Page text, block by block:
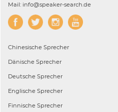
Mail: info@speaker-search.de
Chinesische Sprecher
Dänische Sprecher
Deutsche Sprecher
Englische Sprecher
Finnische Sprecher